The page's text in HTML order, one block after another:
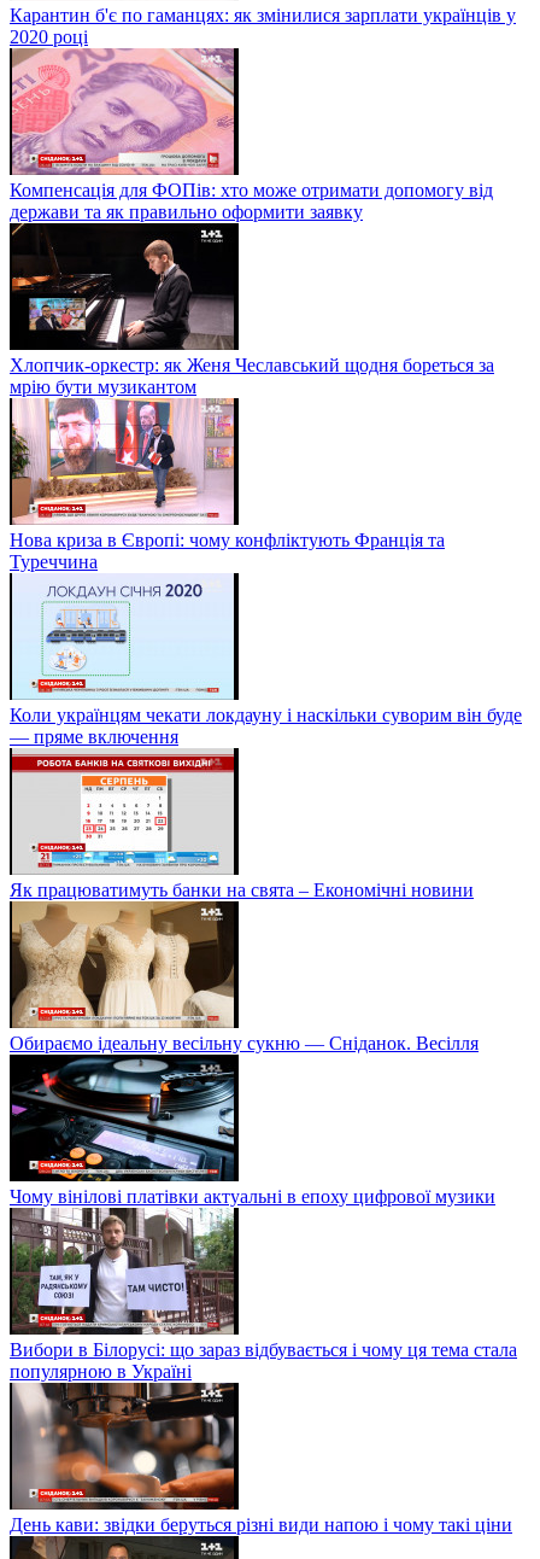
Карантин б'є по гаманцях: як змінилися зарплати українців у
2020 році
Компенсація для ФОПів: хто може отримати допомогу від
держави та як правильно оформити заявку
Хлопчик-оркестр: як Женя Чеславський щодня бореться за
мрію бути музикантом
Нова криза в Європі: чому конфліктують Франція та
Туреччина
Коли українцям чекати локдауну і наскільки суворим він буде
— пряме включення
Як працюватимуть банки на свята – Економічні новини
Обираємо ідеальну весільну сукню — Сніданок. Весілля
Чому вінілові платівки актуальні в епоху цифрової музики
Вибори в Білорусі: що зараз відбувається і чому ця тема стала
популярною в Україні
День кави: звідки беруться різні види напою і чому такі ціни